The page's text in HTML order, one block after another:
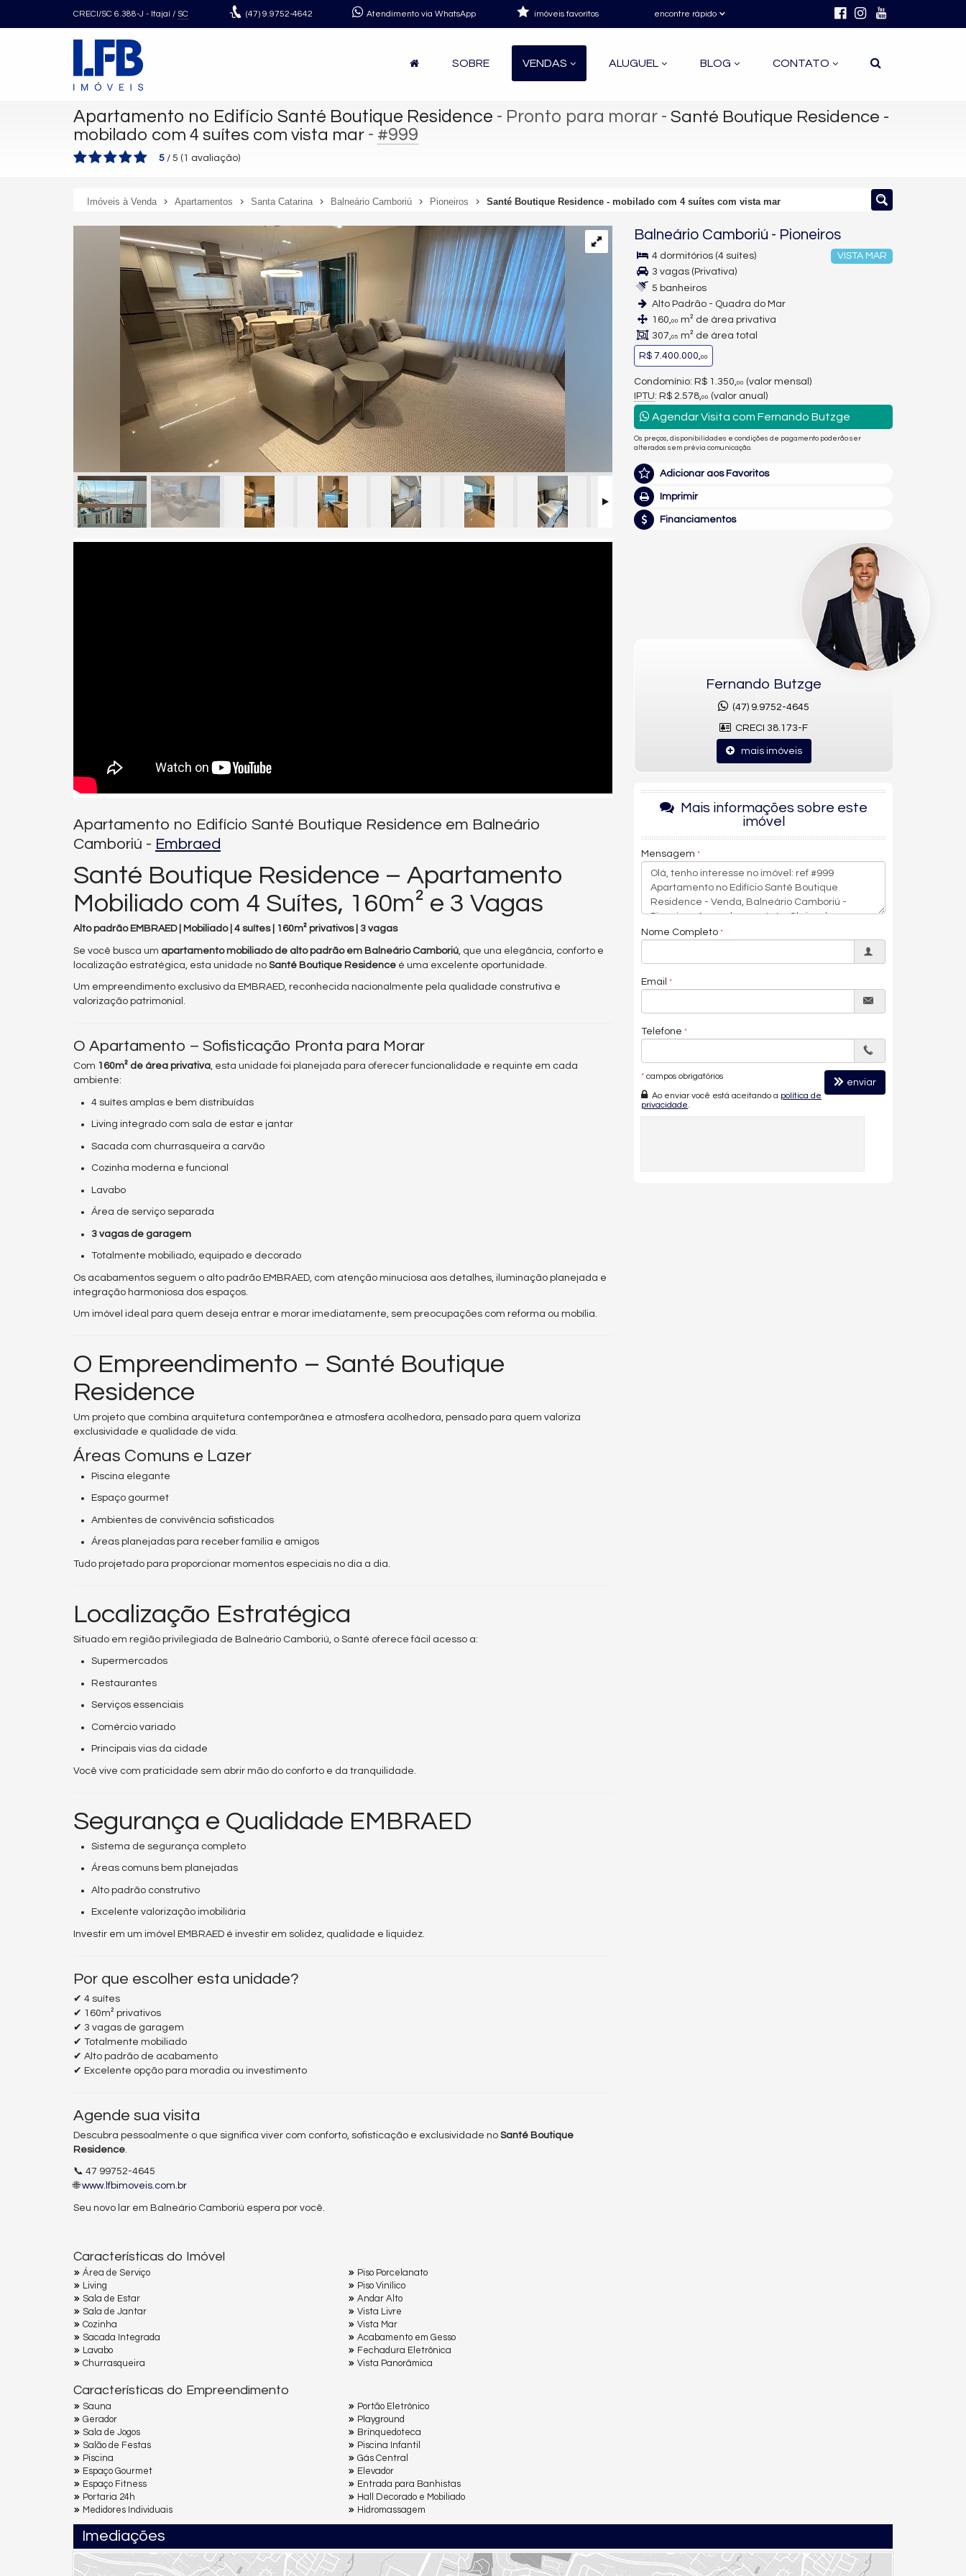
CRECI/SC 6.388-J - Itajaí / SC (47) 9.9752-4642 Atendimento via WhatsApp encontre rápido
imóveis favoritos
SOBRE VENDAS ALUGUEL BLOG CONTATO
Apartamento no Edifício Santé Boutique Residence - Pronto para morar - Santé Boutique Residence -
mobilado com 4 suítes com vista mar - #999
5 / 5 ( 1 avaliação)
Imóveis à Venda Apartamentos Santa Catarina Balneário Camboriú Pioneiros Santé Boutique Residence - mobilado com 4 suítes com vista mar
Apartamento no Edifício Santé Boutique Residence em Balneário
Camboriú - Embraed
Santé Boutique Residence – Apartamento
Mobiliado com 4 Suítes, 160m² e 3 Vagas
Alto padrão EMBRAED | Mobiliado | 4 suítes | 160m² privativos | 3 vagas
Se você busca um apartamento mobiliado de alto padrão em Balneário Camboriú, que una elegância, conforto e
localização estratégica, esta unidade no Santé Boutique Residence é uma excelente oportunidade.
Um empreendimento exclusivo da EMBRAED, reconhecida nacionalmente pela qualidade construtiva e
valorização patrimonial.
O Apartamento – Sofisticação Pronta para Morar
Com 160m² de área privativa, esta unidade foi planejada para oferecer funcionalidade e requinte em cada
ambiente:
4 suítes amplas e bem distribuídas
Living integrado com sala de estar e jantar
Sacada com churrasqueira a carvão
Cozinha moderna e funcional
Lavabo
Área de serviço separada
3 vagas de garagem
Totalmente mobiliado, equipado e decorado
Os acabamentos seguem o alto padrão EMBRAED, com atenção minuciosa aos detalhes, iluminação planejada e
integração harmoniosa dos espaços.
Um imóvel ideal para quem deseja entrar e morar imediatamente, sem preocupações com reforma ou mobília.
O Empreendimento – Santé Boutique
Residence
Um projeto que combina arquitetura contemporânea e atmosfera acolhedora, pensado para quem valoriza
exclusividade e qualidade de vida.
Áreas Comuns e Lazer
Piscina elegante
Espaço gourmet
Ambientes de convivência sofisticados
Áreas planejadas para receber família e amigos
Tudo projetado para proporcionar momentos especiais no dia a dia.
Localização Estratégica
Situado em região privilegiada de Balneário Camboriú, o Santé oferece fácil acesso a:
Supermercados
Restaurantes
Serviços essenciais
Comércio variado
Principais vias da cidade
Você vive com praticidade sem abrir mão do conforto e da tranquilidade.
Segurança e Qualidade EMBRAED
Sistema de segurança completo
Áreas comuns bem planejadas
Alto padrão construtivo
Excelente valorização imobiliária
Investir em um imóvel EMBRAED é investir em solidez, qualidade e liquidez.
Por que escolher esta unidade?
✔ 4 suítes
✔ 160m² privativos
✔ 3 vagas de garagem
✔ Totalmente mobiliado
✔ Alto padrão de acabamento
✔ Excelente opção para moradia ou investimento
Agende sua visita
Descubra pessoalmente o que significa viver com conforto, sofisticação e exclusividade no Santé Boutique
Residence.
📞 47 99752-4645
🌐www.lfbimoveis.com.br
Seu novo lar em Balneário Camboriú espera por você.
Características do Imóvel
Área de Serviço
Living
Sala de Estar
Sala de Jantar
Cozinha
Sacada Integrada
Lavabo
Churrasqueira
Piso Porcelanato
Piso Vinílico
Andar Alto
Vista Livre
Vista Mar
Acabamento em Gesso
Fechadura Eletrônica
Vista Panorâmica
Características do Empreendimento
Sauna
Gerador
Sala de Jogos
Salão de Festas
Piscina
Espaço Gourmet
Espaço Fitness
Portaria 24h
Medidores Individuais
Portão Eletrônico
Playground
Brinquedoteca
Piscina Infantil
Gás Central
Elevador
Entrada para Banhistas
Hall Decorado e Mobiliado
Hidromassagem
Balneário Camboriú - Pioneiros
VISTA MAR
4 dormitórios (4 suítes)
3 vagas (Privativa)
5 banheiros
Alto Padrão - Quadra do Mar
160,00 m² de área privativa
307,05 m² de área total
R$ 7.400.000,00
Condomínio: R$ 1.350, 00 (valor mensal)
IPTU: R$ 2.578, 00 (valor anual)
Agendar Visita com Fernando Butzge
Os preços, disponibilidades e condições de pagamento poderão ser
alterados sem prévia comunicação.
Adicionar aos Favoritos
Imprimir
Financiamentos
Fernando Butzge
(47) 9.9752-4645
CRECI 38.173-F
mais imóveis
Mais informações sobre este
imóvel
Mensagem
Nome Completo
Email
Telefone
* campos obrigatórios
Ao enviar você está aceitando a política de
privacidade
enviar
Imediações